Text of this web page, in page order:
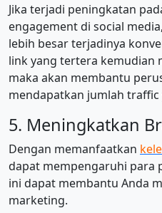
Jika terjadi peningkatan
engagement di social
lebih besar terjadinya
link yang tertera kemudian
maka akan membantu
mendapatkan jumlah
5. Meningkatkan
Dengan memanfaatkan
dapat mempengaruhi para
ini dapat membantu Anda
marketing.